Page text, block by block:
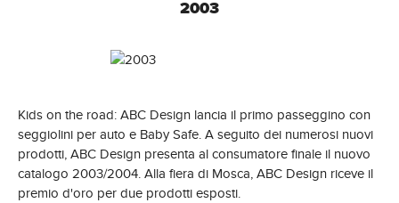
2003
Kids on the road: ABC Design lancia il primo passeggino con
seggiolini per auto e Baby Safe. A seguito dei numerosi nuovi
prodotti, ABC Design presenta al consumatore finale il nuovo
catalogo 2003/2004. Alla fiera di Mosca, ABC Design riceve il
premio d'oro per due prodotti esposti.